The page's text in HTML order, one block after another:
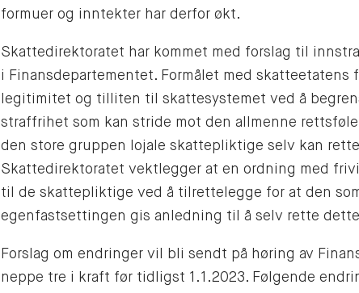
formuer og inntekter har derfor økt.
Skattedirektoratet har kommet med forslag til
i Finansdepartementet. Formålet med skatteetatens
legitimitet og tilliten til skattesystemet ved å
straffrihet som kan stride mot den allmenne
den store gruppen lojale skattepliktige selv kan
Skattedirektoratet vektlegger at en ordning med
til de skattepliktige ved å tilrettelegge for at den
egenfastsettingen gis anledning til å selv rette
Forslag om endringer vil bli sendt på høring av
neppe tre i kraft før tidligst 1.1.2023. Følgende